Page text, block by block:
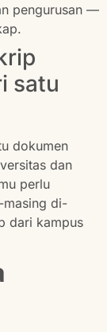
pengurusan —
satu
dokumen
dan
perlu
masing di-
dari kampus